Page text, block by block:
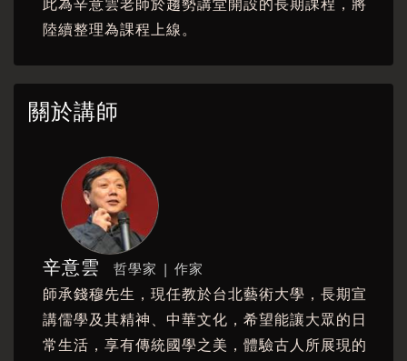
陸續整理為課程上線。
關於講師
辛意雲 哲學家 | 作家
師承錢穆先生，現任教於台北藝術大學，長期宣
講儒學及其精神、中華文化，希望能讓大眾的日
常生活，享有傳統國學之美，體驗古人所展現的